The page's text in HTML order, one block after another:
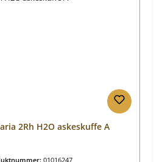
2Rh H2O askeskuffe A
01016247